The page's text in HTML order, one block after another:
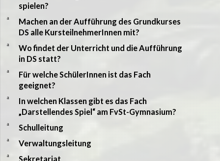
spielen?
a
Machen an der Aufführung des Grundkurses
DS alle KursteilnehmerInnen mit?
a
Wo findet der Unterricht und die Aufführung
in DS statt?
a
Für welche SchülerInnen ist das Fach
geeignet?
a
In welchen Klassen gibt es das Fach
„Darstellendes Spiel“ am FvSt-Gymnasium?
a Schulleitung
a Verwaltungsleitung
a Sekretariat